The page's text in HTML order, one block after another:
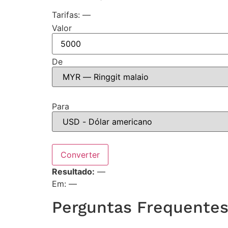
Tarifas: —
Valor
De
Para
Converter
Resultado: —
Em: —
Perguntas Frequentes